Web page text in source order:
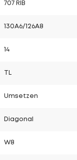
707 RIB
130A6/126A8
14
Umsetzen
Diagonal
W8